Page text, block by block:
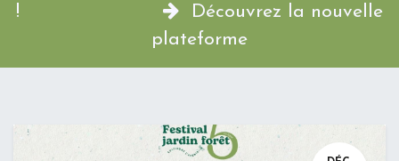
!
Découvrez la nouvelle
plateforme